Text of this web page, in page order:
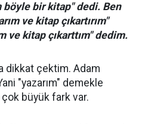
böyle bir kitap" dedi. Ben
ve kitap çıkartırım"
ve kitap çıkarttım" dedim.
dikkat çektim. Adam
"yazarım" demekle
çok büyük fark var.